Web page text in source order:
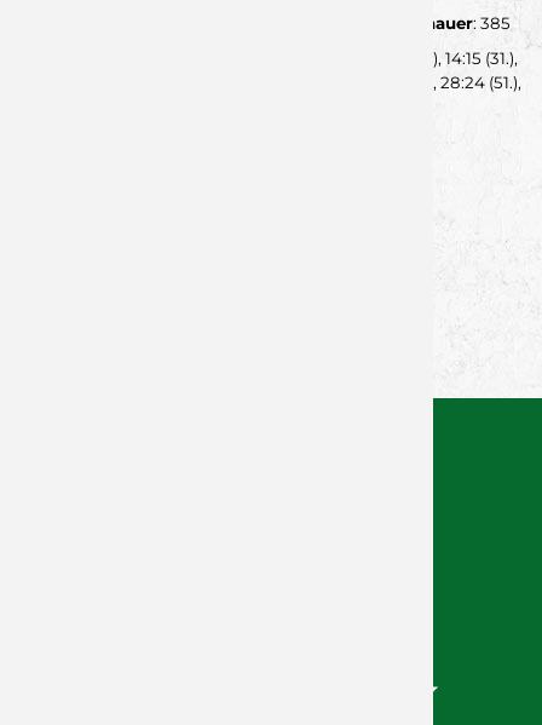
Zuschauer: 385
: 3:3 (8.), 5:7 (15.), 7:8 (18.), 7:12 (25.), 10:15 (29.), 14:15 (31.),
16:16 (34.), 18:17 (38.), 19:20 (42.), 22:20 (44.), 23:23 (47.), 28:24 (51.),